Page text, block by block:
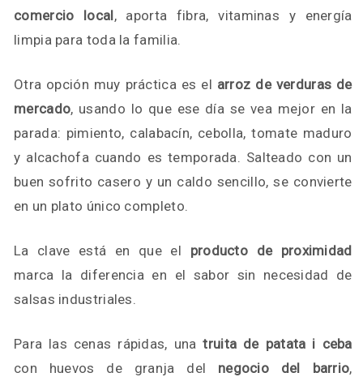
comercio local, aporta fibra, vitaminas y energía
limpia para toda la familia.
Otra opción muy práctica es el arroz de verduras de
mercado, usando lo que ese día se vea mejor en la
parada: pimiento, calabacín, cebolla, tomate maduro
y alcachofa cuando es temporada. Salteado con un
buen sofrito casero y un caldo sencillo, se convierte
en un plato único completo.
La clave está en que el producto de proximidad
marca la diferencia en el sabor sin necesidad de
salsas industriales.
Para las cenas rápidas, unatruita de patata i ceba
con huevos de granja del negocio del barrio,